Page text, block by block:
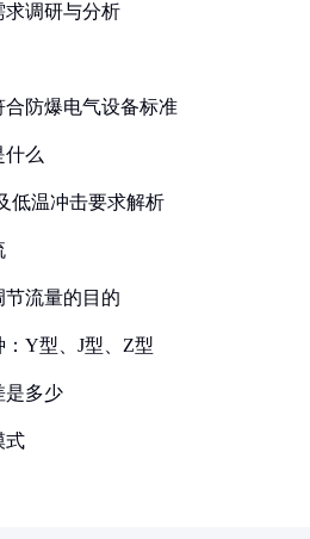
求调研与分析
防爆电气设备标准
什么
低温冲击要求解析
流量的目的
Y型、J型、Z型
是多少
式